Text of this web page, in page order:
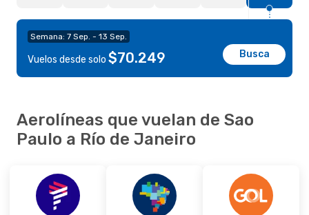
Semana: 7 Sep. - 13 Sep.
Vuelos desde solo $70.249 Busca
Aerolíneas que vuelan de Sao
Paulo a Río de Janeiro